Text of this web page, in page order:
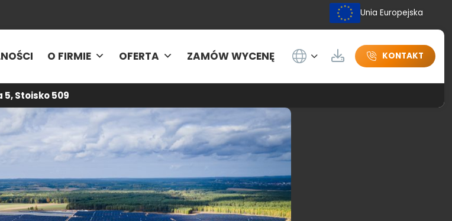
Unia Europejska
O FIRMIE OFERTA ZAMÓW WYCENĘ
Wybierz język
Do pobraniaKONTAKT
Stoisko 509
60 MW na konstrukcjach Energy5 w Kaliszu Pomorskim